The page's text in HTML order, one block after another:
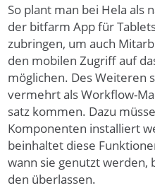
So plant man bei Hela als
der bitfarm App für
zu­brin­gen, um auch
den mobi­len Zu­griff auf
mög­lichen. Des Wei­teren
ver­mehrt als Work­flow-
satz kom­men. Da­zu
Kompo­nenten in­stal­liert
beinhal­tet die­se
wann sie ge­nutzt
den über­lassen.